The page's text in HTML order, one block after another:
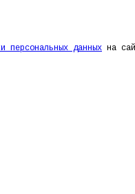
персональных данных на